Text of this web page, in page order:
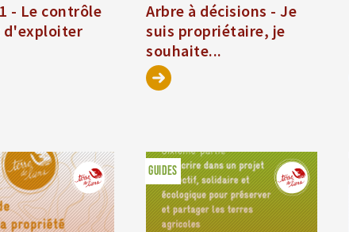
- Le contrôle
d'exploiter
Arbre à décisions - Je
suis propriétaire, je
souhaite...
GUIDES